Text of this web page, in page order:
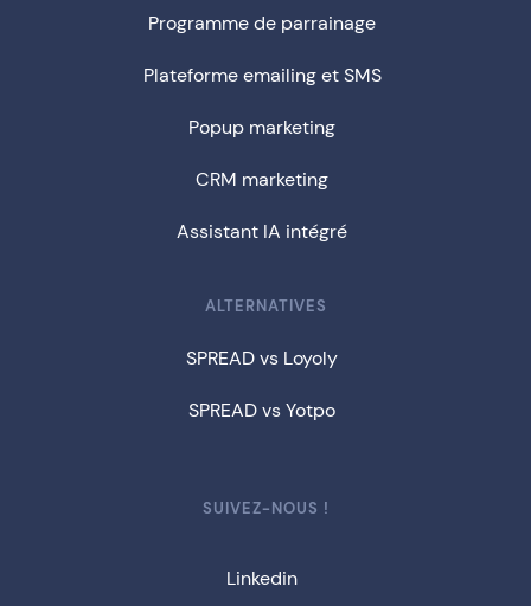
Programme de parrainage
Plateforme emailing et SMS
Popup marketing
CRM marketing
Assistant IA intégré
ALTERNATIVES
SPREAD vs Loyoly
SPREAD vs Yotpo
SUIVEZ-NOUS !
Linkedin